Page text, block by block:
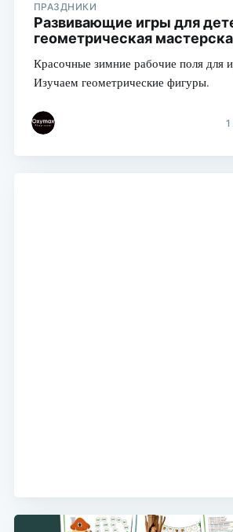
ПРАЗДНИКИ
Развивающие игры для
геометрическая
Красочные зимние рабочие поля для
Изучаем геометрические фигуры.